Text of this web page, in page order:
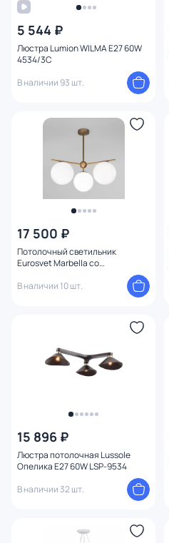
5 544 ₽
Люстра Lumion WILMA E27 60W
4534/3C
В наличии 93 шт.
17 500 ₽
Потолочный светильник
Eurosvet Marbella со
60147/3 латунь
В наличии 10 шт.
15 896 ₽
Люстра потолочная Lussole
Опелика E27 60W LSP-9534
В наличии 32 шт.